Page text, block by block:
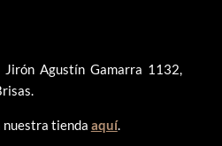
Jirón Agustín Gamarra 1132,
nuestra tienda aquí.